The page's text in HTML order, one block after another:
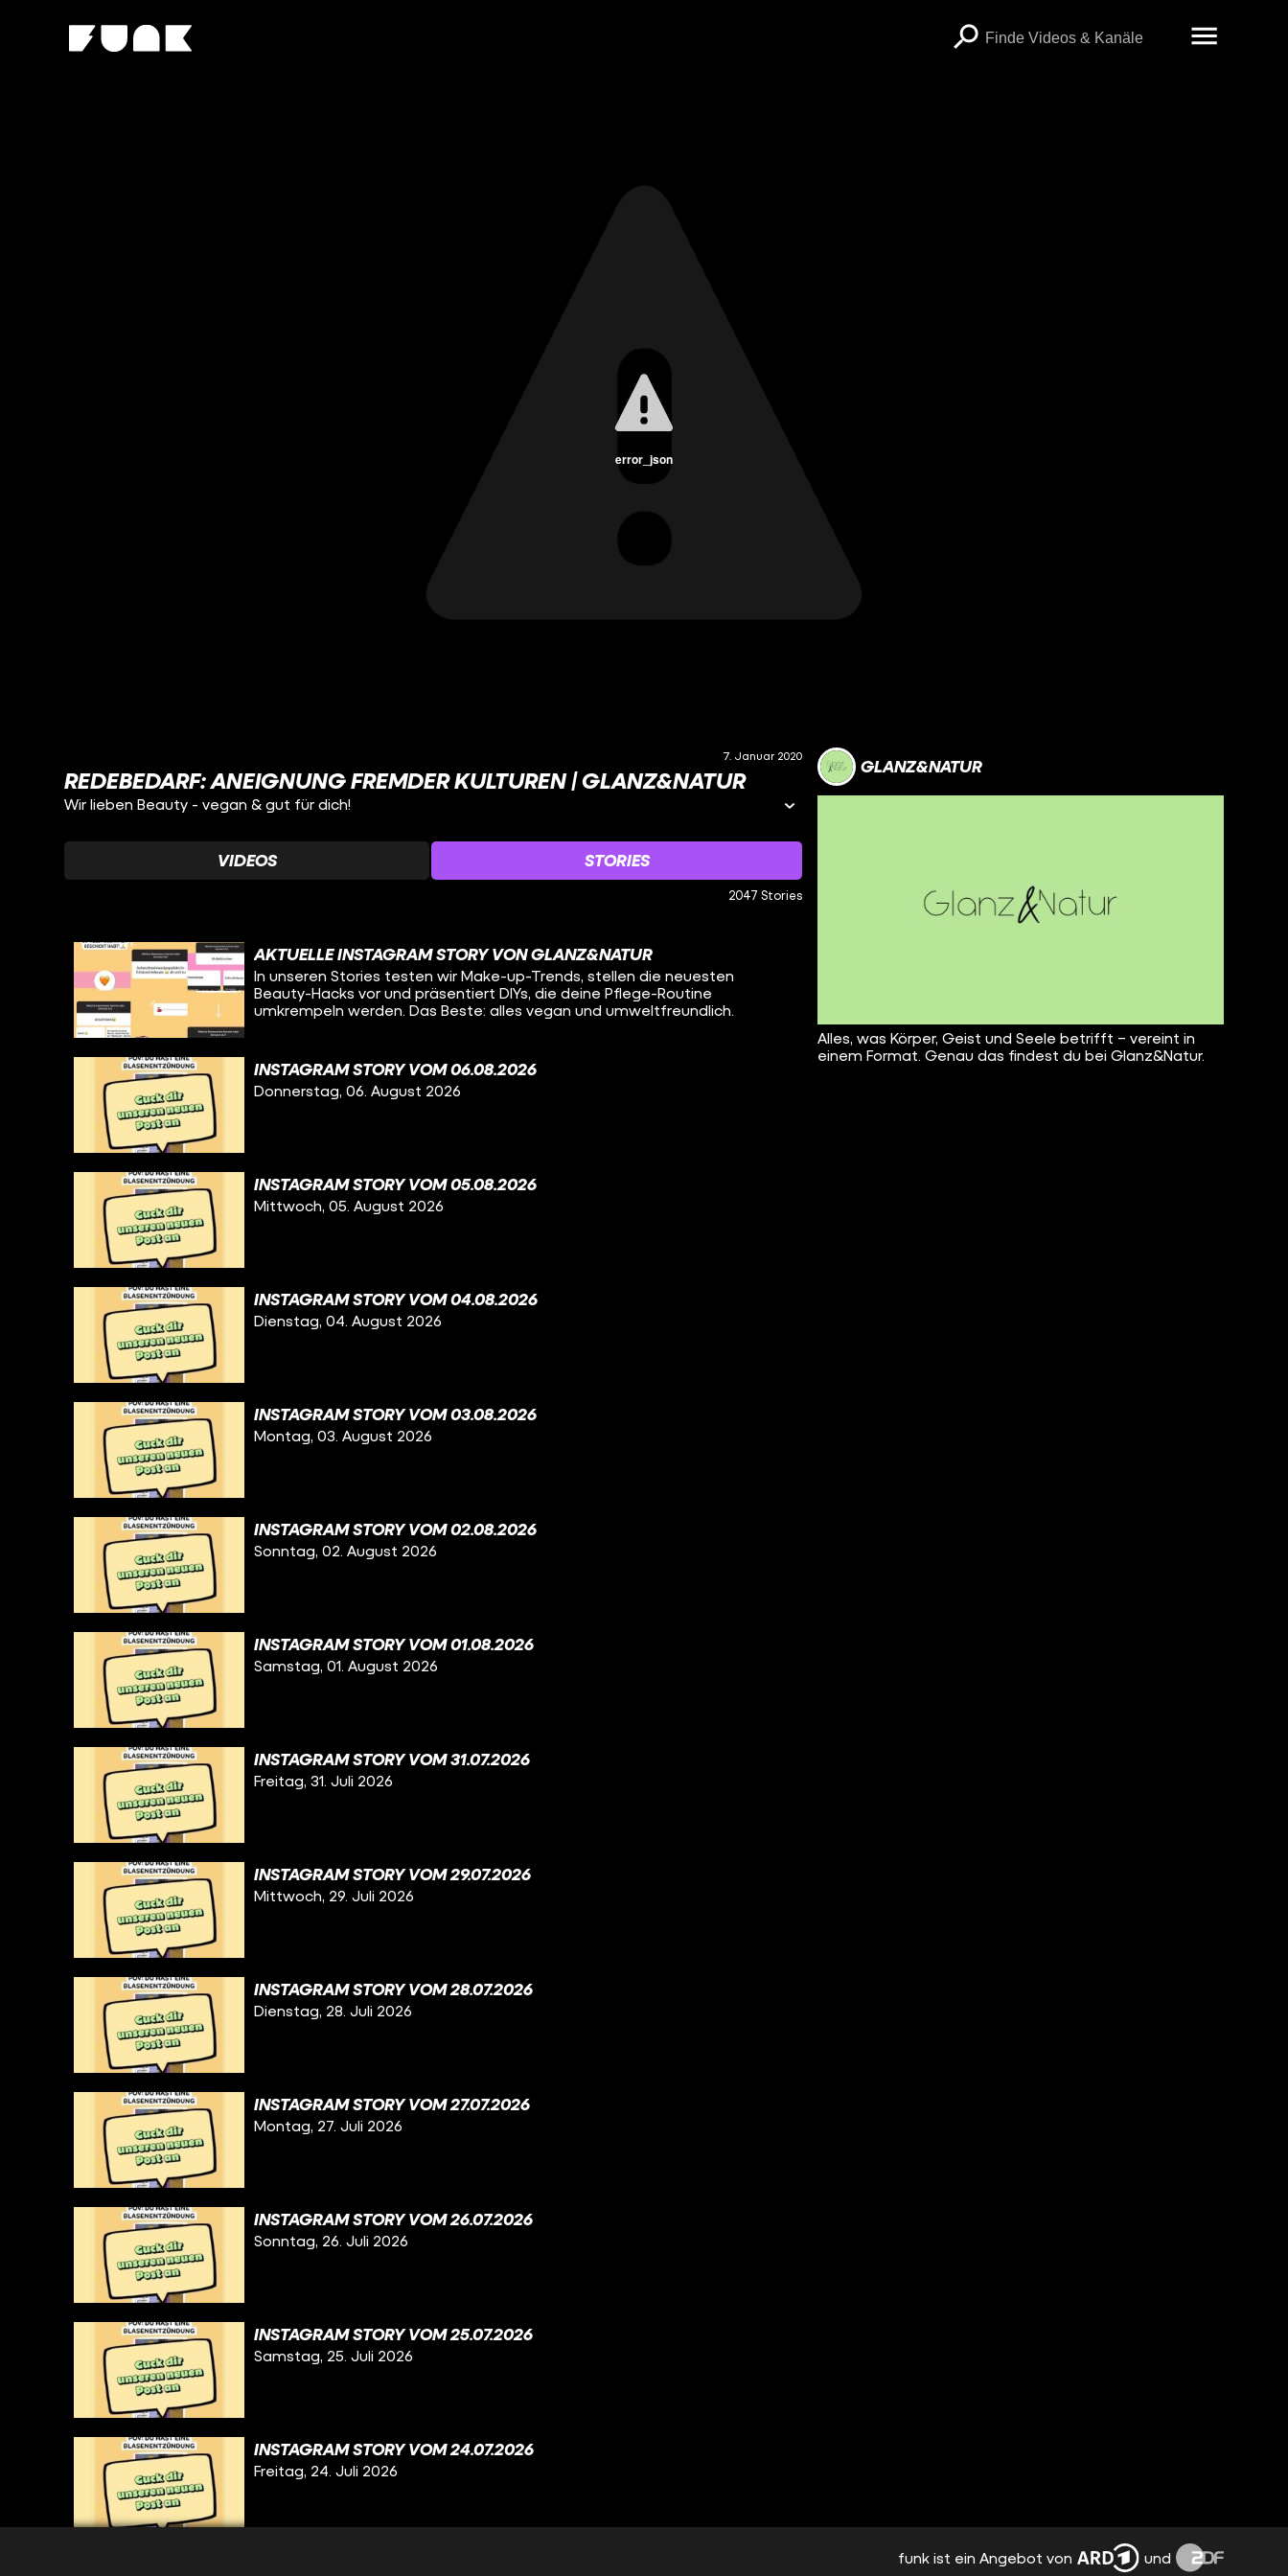
error_json
GLANZ&NATUR
Alles, was Körper, Geist und Seele betrifft – vereint in
einem Format. Genau das findest du bei Glanz&Natur.
7. Januar 2020
REDEBEDARF: ANEIGNUNG FREMDER KULTUREN | GLANZ&NATUR
Wir lieben Beauty - vegan & gut für dich!
VIDEOS STORIES
2047 Stories
AKTUELLE INSTAGRAM STORY VON GLANZ&NATUR
In unseren Stories testen wir Make-up-Trends, stellen die neuesten
Beauty-Hacks vor und präsentiert DIYs, die deine Pflege-Routine
umkrempeln werden. Das Beste: alles vegan und umweltfreundlich.
INSTAGRAM STORY VOM 06.08.2026
Donnerstag, 06. August 2026
INSTAGRAM STORY VOM 05.08.2026
Mittwoch, 05. August 2026
INSTAGRAM STORY VOM 04.08.2026
Dienstag, 04. August 2026
INSTAGRAM STORY VOM 03.08.2026
Montag, 03. August 2026
INSTAGRAM STORY VOM 02.08.2026
Sonntag, 02. August 2026
INSTAGRAM STORY VOM 01.08.2026
Samstag, 01. August 2026
INSTAGRAM STORY VOM 31.07.2026
Freitag, 31. Juli 2026
INSTAGRAM STORY VOM 29.07.2026
Mittwoch, 29. Juli 2026
INSTAGRAM STORY VOM 28.07.2026
Dienstag, 28. Juli 2026
INSTAGRAM STORY VOM 27.07.2026
Montag, 27. Juli 2026
INSTAGRAM STORY VOM 26.07.2026
Sonntag, 26. Juli 2026
INSTAGRAM STORY VOM 25.07.2026
Samstag, 25. Juli 2026
INSTAGRAM STORY VOM 24.07.2026
Freitag, 24. Juli 2026
funk ist ein Angebot von und